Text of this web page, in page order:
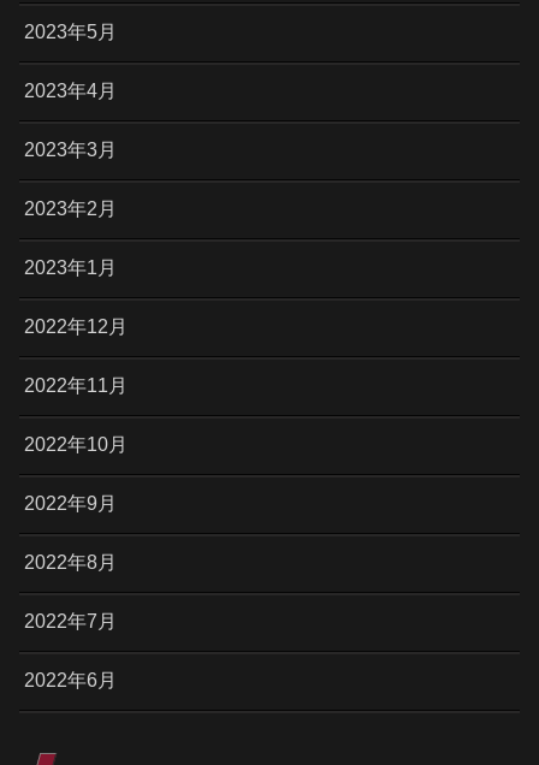
2023年5月
2023年4月
2023年3月
2023年2月
2023年1月
2022年12月
2022年11月
2022年10月
2022年9月
2022年8月
2022年7月
2022年6月